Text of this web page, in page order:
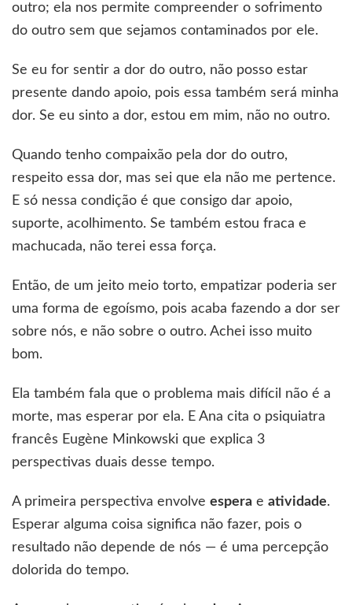
outro; ela nos permite compreender o sofrimento
do outro sem que sejamos contaminados por ele.
Se eu for sentir a dor do outro, não posso estar
presente dando apoio, pois essa também será minha
dor. Se eu sinto a dor, estou em mim, não no outro.
Quando tenho compaixão pela dor do outro,
respeito essa dor, mas sei que ela não me pertence.
E só nessa condição é que consigo dar apoio,
suporte, acolhimento. Se também estou fraca e
machucada, não terei essa força.
Então, de um jeito meio torto, empatizar poderia ser
uma forma de egoísmo, pois acaba fazendo a dor ser
sobre nós, e não sobre o outro. Achei isso muito
bom.
Ela também fala que o problema mais difícil não é a
morte, mas esperar por ela. E Ana cita o psiquiatra
francês Eugène Minkowski que explica 3
perspectivas duais desse tempo.
A primeira perspectiva envolve espera e atividade.
Esperar alguma coisa significa não fazer, pois o
resultado não depende de nós — é uma percepção
dolorida do tempo.